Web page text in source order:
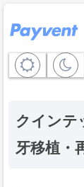
クインテ
牙移植・